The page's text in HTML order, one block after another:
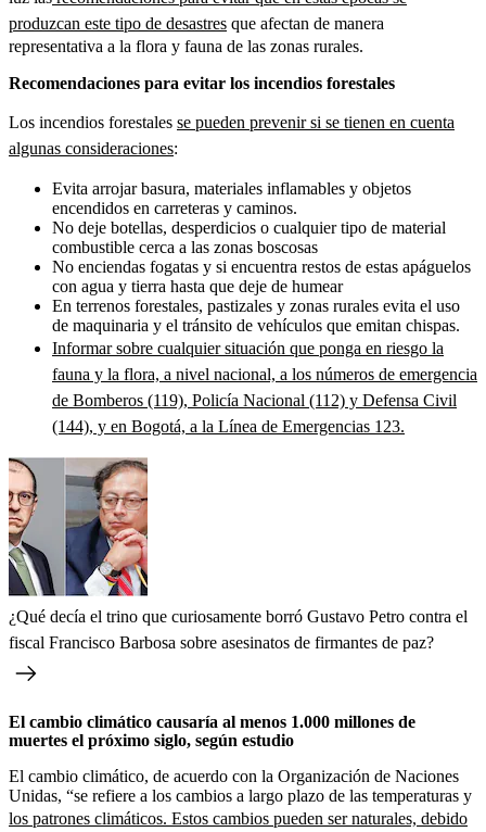
produzcan este tipo de desastres que afectan de manera
representativa a la flora y fauna de las zonas rurales.
Recomendaciones para evitar los incendios forestales
Los incendios forestales se pueden prevenir si se tienen en cuenta
algunas consideraciones:
Evita arrojar basura, materiales inflamables y objetos
encendidos en carreteras y caminos.
No deje botellas, desperdicios o cualquier tipo de material
combustible cerca a las zonas boscosas
No enciendas fogatas y si encuentra restos de estas apáguelos
con agua y tierra hasta que deje de humear
En terrenos forestales, pastizales y zonas rurales evita el uso
de maquinaria y el tránsito de vehículos que emitan chispas.
Informar sobre cualquier situación que ponga en riesgo la
fauna y la flora, a nivel nacional, a los números de emergencia
de Bomberos (119), Policía Nacional (112) y Defensa Civil
(144), y en Bogotá, a la Línea de Emergencias 123.
¿Qué decía el trino que curiosamente borró Gustavo Petro contra el
fiscal Francisco Barbosa sobre asesinatos de firmantes de paz?
El cambio climático causaría al menos 1.000 millones de
muertes el próximo siglo, según estudio
El cambio climático, de acuerdo con la Organización de Naciones
Unidas, “se refiere a los cambios a largo plazo de las temperaturas y
los patrones climáticos. Estos cambios pueden ser naturales, debido